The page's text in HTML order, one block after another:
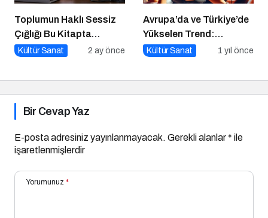
Toplumun Haklı Sessiz
Çığlığı Bu Kitapta
Toplandı
Kültür Sanat 2 ay önce
Avrupa’da ve Türkiye’de
Yükselen Trend:
Telefonsuz Gece
Kültür Sanat 1 yıl önce
Bir Cevap Yaz
E-posta adresiniz yayınlanmayacak. Gerekli alanlar* ile
işaretlenmişlerdir
Yorumunuz *